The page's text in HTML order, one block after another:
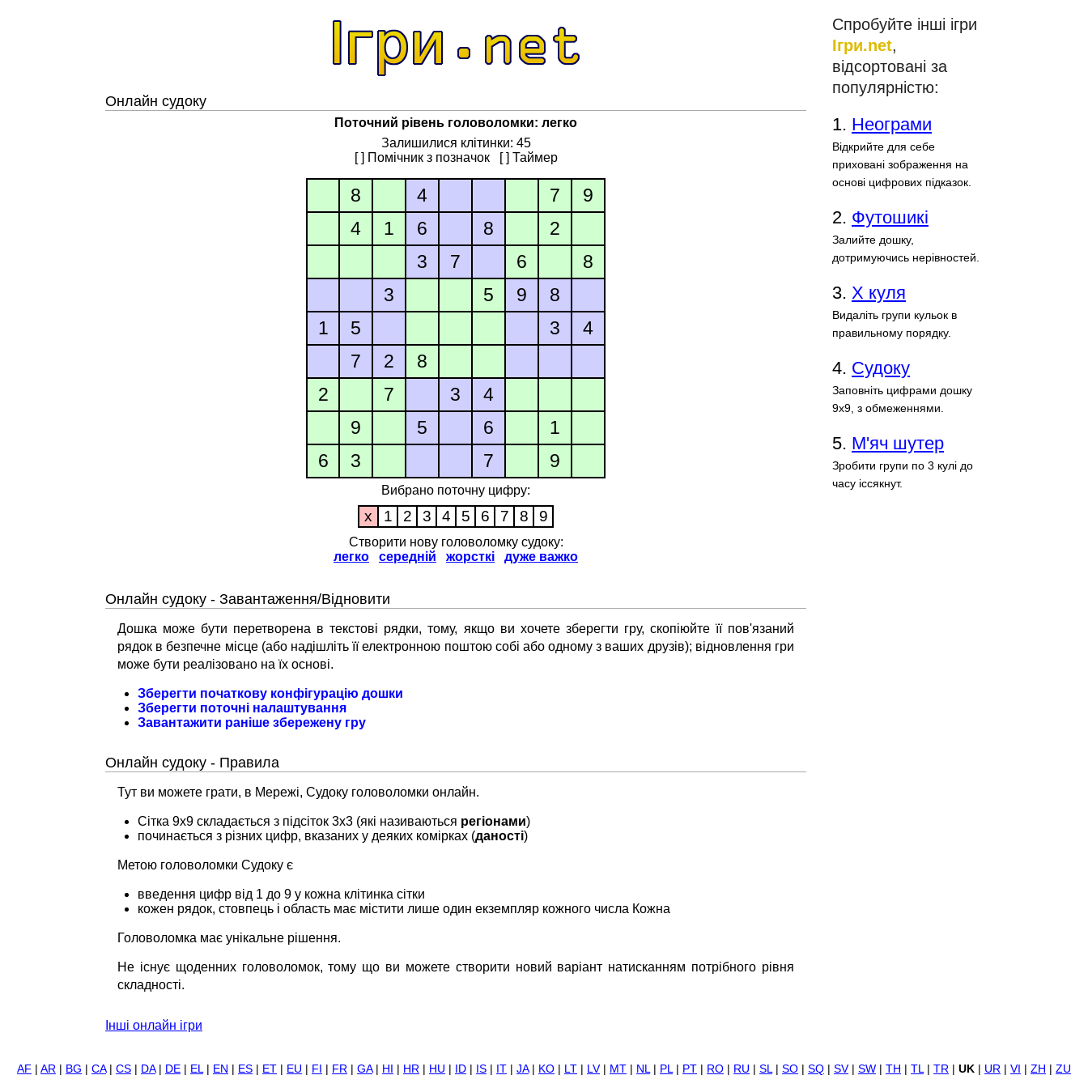
Онлайн судоку
Поточний рівень головоломки: легко
Залишилися клітинки: 45
[ ] Помічник з позначок
[ ] Таймер
8 4 7
9
4
1 6 8
2
3
7 6
8
3
5 9
8
1
5 3
4
7
2
8
2
7 3
4
9
5 6
1
6
3 7 9
Вибрано поточну цифру:
x 1 2 3 4 5 6 7 8 9
Створити нову головоломку судоку:
легко
середній жорсткі дуже важко
Онлайн судоку - Завантаження/Відновити
Дошка може бути перетворена в текстові рядки, тому, якщо ви хочете зберегти гру, скопіюйте її пов'язаний
рядок в безпечне місце (або надішліть її електронною поштою собі або одному з ваших друзів); відновлення гри
може бути реалізовано на їх основі.
Зберегти початкову конфігурацію дошки
Зберегти поточні налаштування
Завантажити раніше збережену гру
Онлайн судоку - Правила
Тут ви можете грати, в Мережі, Судоку головоломки онлайн.
Сітка 9x9 складається з підсіток 3x3 (які називаються регіонами)
починається з різних цифр, вказаних у деяких комірках (даності)
Метою головоломки Судоку є
введення цифр від 1 до 9 у кожна клітинка сітки
кожен рядок, стовпець і область має містити лише один екземпляр кожного числа Кожна
Головоломка має унікальне рішення.
Не існує щоденних головоломок, тому що ви можете створити новий варіант натисканням потрібного рівня
складності.
Інші онлайн ігри
Спробуйте інші ігри
Ігри.net,
відсортовані за
популярністю:
1. Неограми
Відкрийте для себе
приховані зображення на
основі цифрових підказок.
2. Футошикі
Залийте дошку,
дотримуючись нерівностей.
3. Х куля
Видаліть групи кульок в
правильному порядку.
4. Судоку
Заповніть цифрами дошку
9х9, з обмеженнями.
5. М'яч шутер
Зробити групи по 3 кулі до
часу іссякнут.
AF AR BG CA| CS DA| DE EL| EN ES ET EU FI FR GA| HI HR HU ID IS IT JA| KO LT LV| MT NL| PL| PT RO RU SL| SO SQ SV| SW TH TL| TR UK UR VI ZH ZU